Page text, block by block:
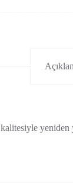
kalitesiyle yeniden